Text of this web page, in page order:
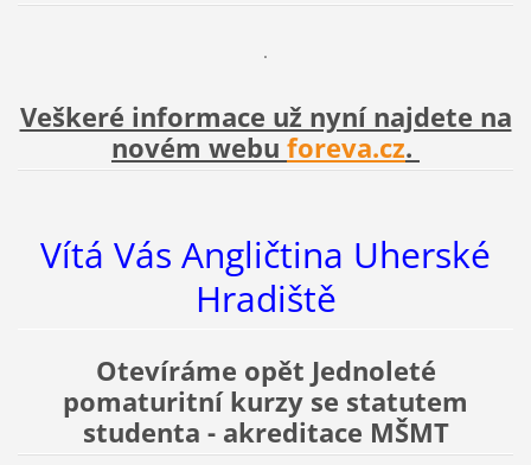
.
Veškeré informace už nyní najdete na
novém webu foreva.cz.
Vítá Vás Angličtina Uherské
Hradiště
Otevíráme opět Jednoleté
pomaturitní kurzy se statutem
studenta - akreditace MŠMT